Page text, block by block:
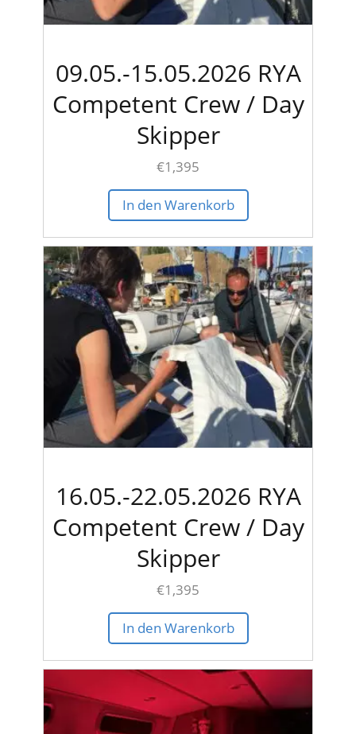
09.05.-15.05.2026 RYA
Competent Crew / Day
Skipper
€1,395
In den Warenkorb
16.05.-22.05.2026 RYA
Competent Crew / Day
Skipper
€1,395
In den Warenkorb